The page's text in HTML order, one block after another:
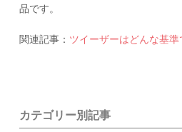
品です。
関連記事： ツイーザーはどんな基
カテゴリー別記事